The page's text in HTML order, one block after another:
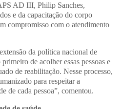
AD III, Philip Sanches,
e da capacitação do corpo
compromisso com o atendimento
da política nacional de
de acolher essas pessoas e
de reabilitação. Nesse processo,
para respeitar a
de cada pessoa”, comentou.